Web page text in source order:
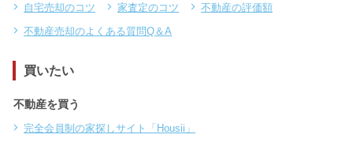
自宅売却のコツ
家査定のコツ
不動産の評価額
不動産売却のよくある質問Q＆A
買いたい
不動産を買う
完全会員制の家探しサイト「Housii」